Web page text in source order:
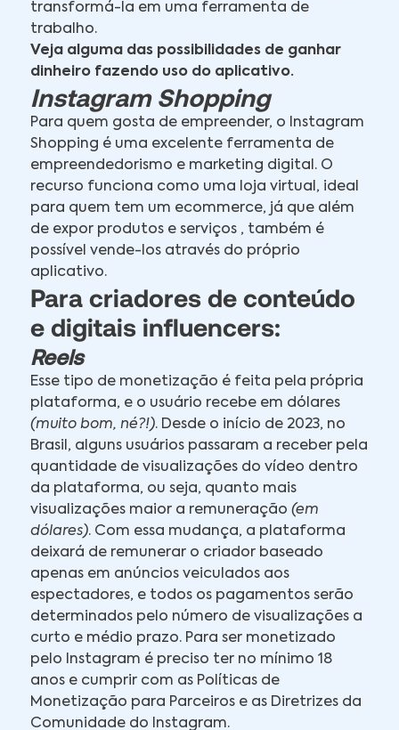
transformá-la em uma ferramenta de
trabalho.
Veja alguma das possibilidades de ganhar
dinheiro fazendo uso do aplicativo.
Instagram Shopping
Para quem gosta de empreender, o Instagram
Shopping é uma excelente ferramenta de
empreendedorismo e marketing digital. O
recurso funciona como uma loja virtual, ideal
para quem tem um ecommerce, já que além
de expor produtos e serviços , também é
possível vende-los através do próprio
aplicativo.
Para criadores de conteúdo
e digitais influencers:
Reels
Esse tipo de monetização é feita pela própria
plataforma, e o usuário recebe em dólares
(muito bom, né?!). Desde o início de 2023, no
Brasil, alguns usuários passaram a receber pela
quantidade de visualizações do vídeo dentro
da plataforma, ou seja, quanto mais
visualizações maior a remuneração(em
dólares). Com essa mudança, a plataforma
deixará de remunerar o criador baseado
apenas em anúncios veiculados aos
espectadores, e todos os pagamentos serão
determinados pelo número de visualizações a
curto e médio prazo. Para ser monetizado
pelo Instagram é preciso ter no mínimo 18
anos e cumprir com as Políticas de
Monetização para Parceiros e as Diretrizes da
Comunidade do Instagram.